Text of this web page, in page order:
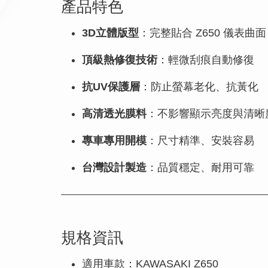
產品特色
3D立體版型 ：完整貼合 Z650 儀表曲面
頂級熱修復技術：輕微刮痕自動修復
抗UV保護層 ：防止螢幕老化、抗黃化
高清透光膜料：不影響顯示亮度與清晰
專車專用開模 ：尺寸精準、安裝容易
台灣設計製造 ：品質穩定、耐用可靠
規格資訊
適用車款：KAWASAKI Z650